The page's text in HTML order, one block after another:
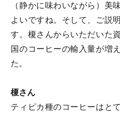
（静かに味わいながら）美
よいですね。そして、ご説
す。榎さんからいただいた
国のコーヒーの輸入量が増
た。
榎さん
ティピカ種のコーヒーはと